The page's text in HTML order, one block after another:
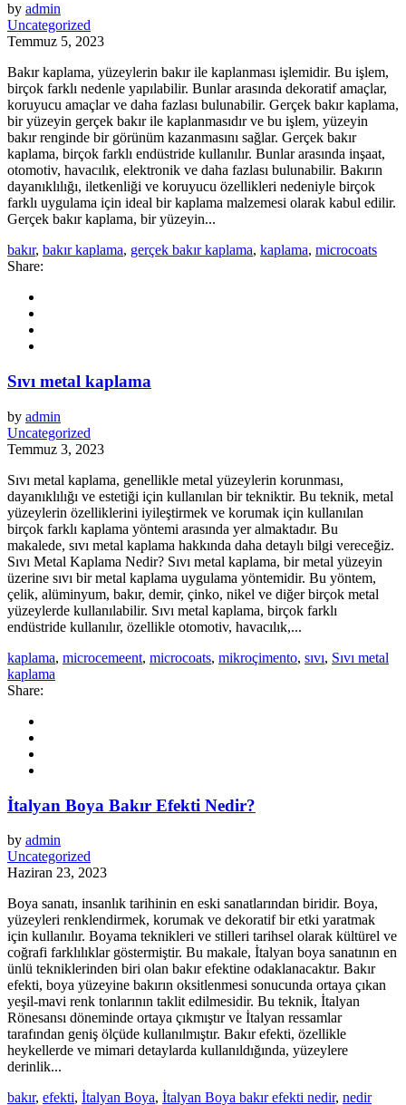
by admin
Uncategorized
Temmuz 5, 2023
Bakır kaplama, yüzeylerin bakır ile kaplanması işlemidir. Bu işlem,
birçok farklı nedenle yapılabilir. Bunlar arasında dekoratif amaçlar,
koruyucu amaçlar ve daha fazlası bulunabilir. Gerçek bakır kaplama,
bir yüzeyin gerçek bakır ile kaplanmasıdır ve bu işlem, yüzeyin
bakır renginde bir görünüm kazanmasını sağlar. Gerçek bakır
kaplama, birçok farklı endüstride kullanılır. Bunlar arasında inşaat,
otomotiv, havacılık, elektronik ve daha fazlası bulunabilir. Bakırın
dayanıklılığı, iletkenliği ve koruyucu özellikleri nedeniyle birçok
farklı uygulama için ideal bir kaplama malzemesi olarak kabul edilir.
Gerçek bakır kaplama, bir yüzeyin...
bakır, bakır kaplama, gerçek bakır kaplama, kaplama, microcoats
Share:
Sıvı metal kaplama
by admin
Uncategorized
Temmuz 3, 2023
Sıvı metal kaplama, genellikle metal yüzeylerin korunması,
dayanıklılığı ve estetiği için kullanılan bir tekniktir. Bu teknik, metal
yüzeylerin özelliklerini iyileştirmek ve korumak için kullanılan
birçok farklı kaplama yöntemi arasında yer almaktadır. Bu
makalede, sıvı metal kaplama hakkında daha detaylı bilgi vereceğiz.
Sıvı Metal Kaplama Nedir? Sıvı metal kaplama, bir metal yüzeyin
üzerine sıvı bir metal kaplama uygulama yöntemidir. Bu yöntem,
çelik, alüminyum, bakır, demir, çinko, nikel ve diğer birçok metal
yüzeylerde kullanılabilir. Sıvı metal kaplama, birçok farklı
endüstride kullanılır, özellikle otomotiv, havacılık,...
kaplama, microcemeent, microcoats, mikroçimento, sıvı, Sıvı metal
kaplama
Share:
İtalyan Boya Bakır Efekti Nedir?
by admin
Uncategorized
Haziran 23, 2023
Boya sanatı, insanlık tarihinin en eski sanatlarından biridir. Boya,
yüzeyleri renklendirmek, korumak ve dekoratif bir etki yaratmak
için kullanılır. Boyama teknikleri ve stilleri tarihsel olarak kültürel ve
coğrafi farklılıklar göstermiştir. Bu makale, İtalyan boya sanatının en
ünlü tekniklerinden biri olan bakır efektine odaklanacaktır. Bakır
efekti, boya yüzeyine bakırın oksitlenmesi sonucunda ortaya çıkan
yeşil-mavi renk tonlarının taklit edilmesidir. Bu teknik, İtalyan
Rönesansı döneminde ortaya çıkmıştır ve İtalyan ressamlar
tarafından geniş ölçüde kullanılmıştır. Bakır efekti, özellikle
heykellerde ve mimari detaylarda kullanıldığında, yüzeylere
derinlik...
bakır, efekti, İtalyan Boya, İtalyan Boya bakır efekti nedir, nedir